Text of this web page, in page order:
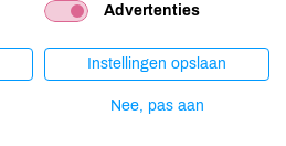
08:30 - 18:00
08:30 - 18:00
08:30 - 18:00
Advertenties
Instellingen opslaan
Nee, pas aan